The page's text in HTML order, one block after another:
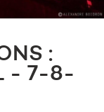
:
- 7-8-